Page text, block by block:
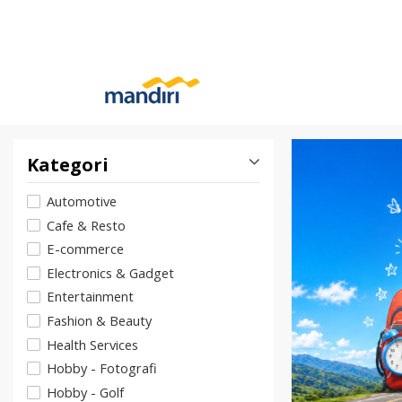
Kategori
Automotive
Cafe & Resto
E-commerce
Electronics & Gadget
Entertainment
Fashion & Beauty
Health Services
Hobby - Fotografi
Hobby - Golf